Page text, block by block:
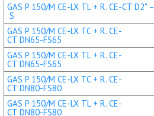
GAS P 150/M CE-LX TL + R. CE-CT D2" –
S
GAS P 150/M CE-LX TC + R. CE-
CT DN65-FS65
GAS P 150/M CE-LX TL + R. CE-
CT DN65-FS65
GAS P 150/M CE-LX TC + R. CE-
CT DN80-FS80
GAS P 150/M CE-LX TL + R. CE-
CT DN80-FS80